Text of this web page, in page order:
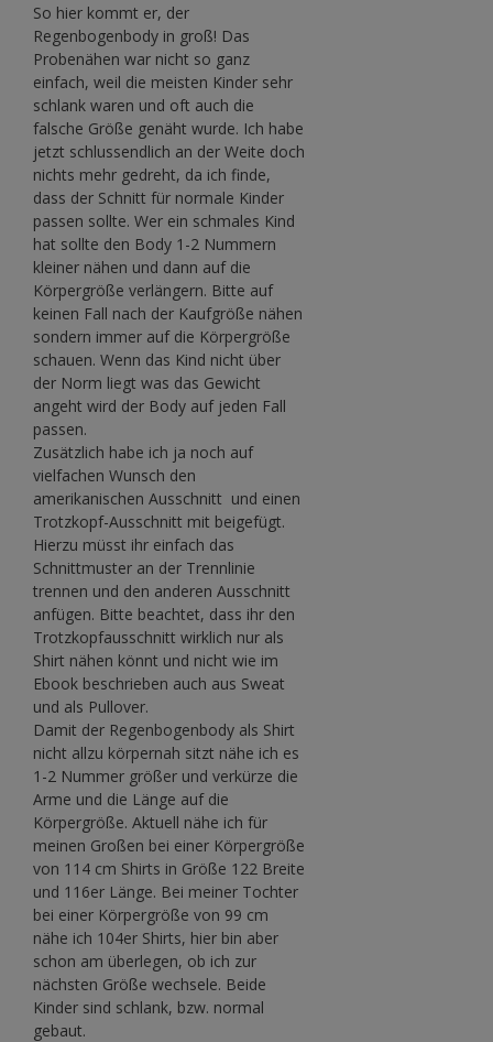
So hier kommt er, der
Regenbogenbody in groß! Das
Probenähen war nicht so ganz
einfach, weil die meisten Kinder sehr
schlank waren und oft auch die
falsche Größe genäht wurde. Ich habe
jetzt schlussendlich an der Weite doch
nichts mehr gedreht, da ich finde,
dass der Schnitt für normale Kinder
passen sollte. Wer ein schmales Kind
hat sollte den Body 1-2 Nummern
kleiner nähen und dann auf die
Körpergröße verlängern. Bitte auf
keinen Fall nach der Kaufgröße nähen
sondern immer auf die Körpergröße
schauen. Wenn das Kind nicht über
der Norm liegt was das Gewicht
angeht wird der Body auf jeden Fall
passen.
Zusätzlich habe ich ja noch auf
vielfachen Wunsch den
amerikanischen Ausschnitt und einen
Trotzkopf-Ausschnitt mit beigefügt.
Hierzu müsst ihr einfach das
Schnittmuster an der Trennlinie
trennen und den anderen Ausschnitt
anfügen. Bitte beachtet, dass ihr den
Trotzkopfausschnitt wirklich nur als
Shirt nähen könnt und nicht wie im
Ebook beschrieben auch aus Sweat
und als Pullover.
Damit der Regenbogenbody als Shirt
nicht allzu körpernah sitzt nähe ich es
1-2 Nummer größer und verkürze die
Arme und die Länge auf die
Körpergröße. Aktuell nähe ich für
meinen Großen bei einer Körpergröße
von 114 cm Shirts in Größe 122 Breite
und 116er Länge. Bei meiner Tochter
bei einer Körpergröße von 99 cm
nähe ich 104er Shirts, hier bin aber
schon am überlegen, ob ich zur
nächsten Größe wechsele. Beide
Kinder sind schlank, bzw. normal
gebaut.